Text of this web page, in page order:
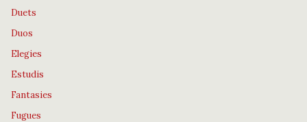
Duets
Duos
Elegies
Estudis
Fantasies
Fugues